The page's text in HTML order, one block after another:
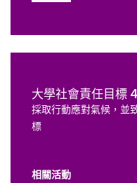
大學社會責任目標
採取行動應對氣候，並
標
相關活動